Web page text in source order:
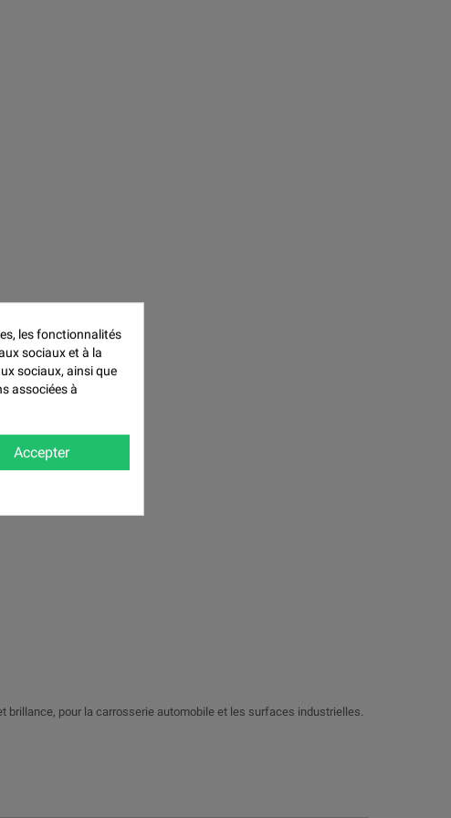
pour la carrosserie automobile et les surfaces industrielles.
les fonctionnalités
sociaux et à la
sociaux, ainsi que
associées à
Accepter